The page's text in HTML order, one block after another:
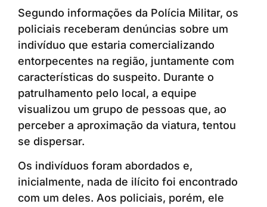
Segundo informações da Polícia Militar, os
policiais receberam denúncias sobre um
indivíduo que estaria comercializando
entorpecentes na região, juntamente com
características do suspeito. Durante o
patrulhamento pelo local, a equipe
visualizou um grupo de pessoas que, ao
perceber a aproximação da viatura, tentou
se dispersar.
Os indivíduos foram abordados e,
inicialmente, nada de ilícito foi encontrado
com um deles. Aos policiais, porém, ele